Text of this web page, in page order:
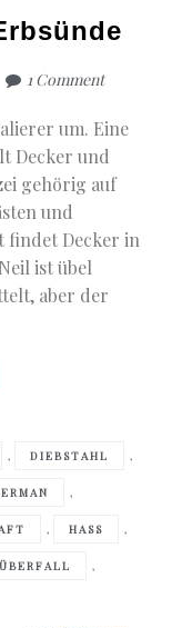
1 Comment
um. Eine
Decker und
gehörig auf
und
findet Decker in
ist übel
aber der
, DIEBSTAHL ,
,
, HASS ,
,